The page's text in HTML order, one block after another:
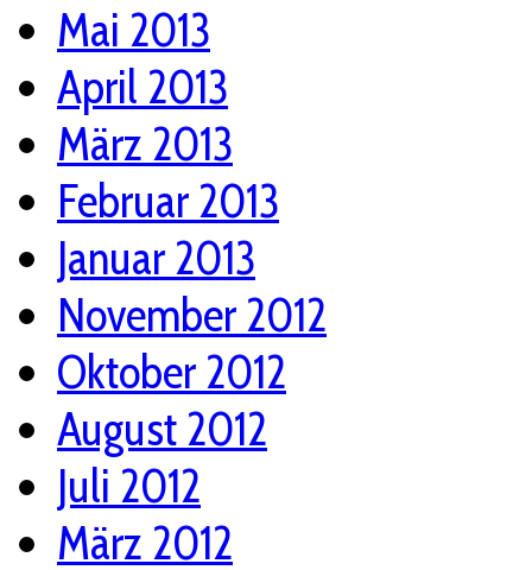
Mai 2013
April 2013
März 2013
Februar 2013
Januar 2013
November 2012
Oktober 2012
August 2012
Juli 2012
März 2012